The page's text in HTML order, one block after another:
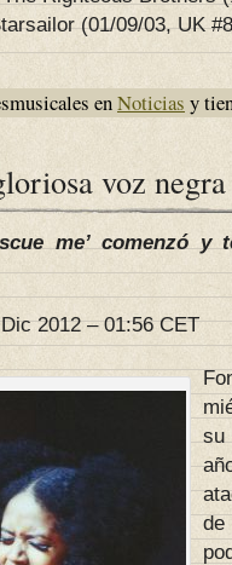
(01/09/03, UK
enNoticias y
voz negra
me’ comenzó y
2012 – 01:56 CET
su